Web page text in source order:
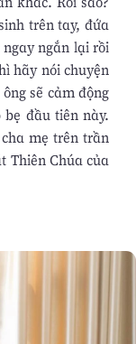
trên tay, đứa
ngắn lại rồi
hãy nói chuyện
sẽ cảm động
đầu tiên này.
mẹ trên trần
Thiên Chúa của